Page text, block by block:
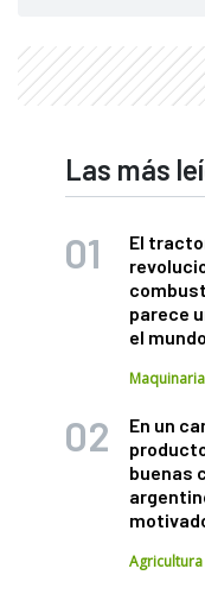
Las más
El
parece
el
En un
buenas
Agricultura